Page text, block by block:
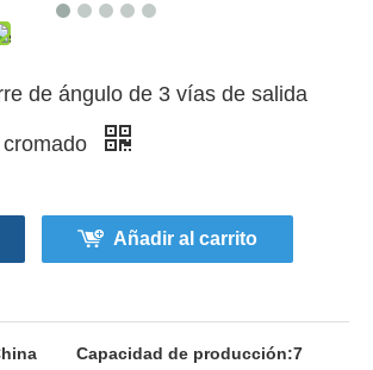
de ángulo de 3 vías de salida
Añadir al carrito
Capacidad de producción:7